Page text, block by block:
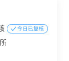
今日已复核